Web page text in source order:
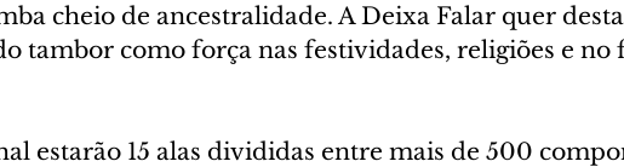
cheio de ancestralidade. A Deixa Falar quer
tambor como força nas festividades, religiões e no
estarão 15 alas divididas entre mais de 500